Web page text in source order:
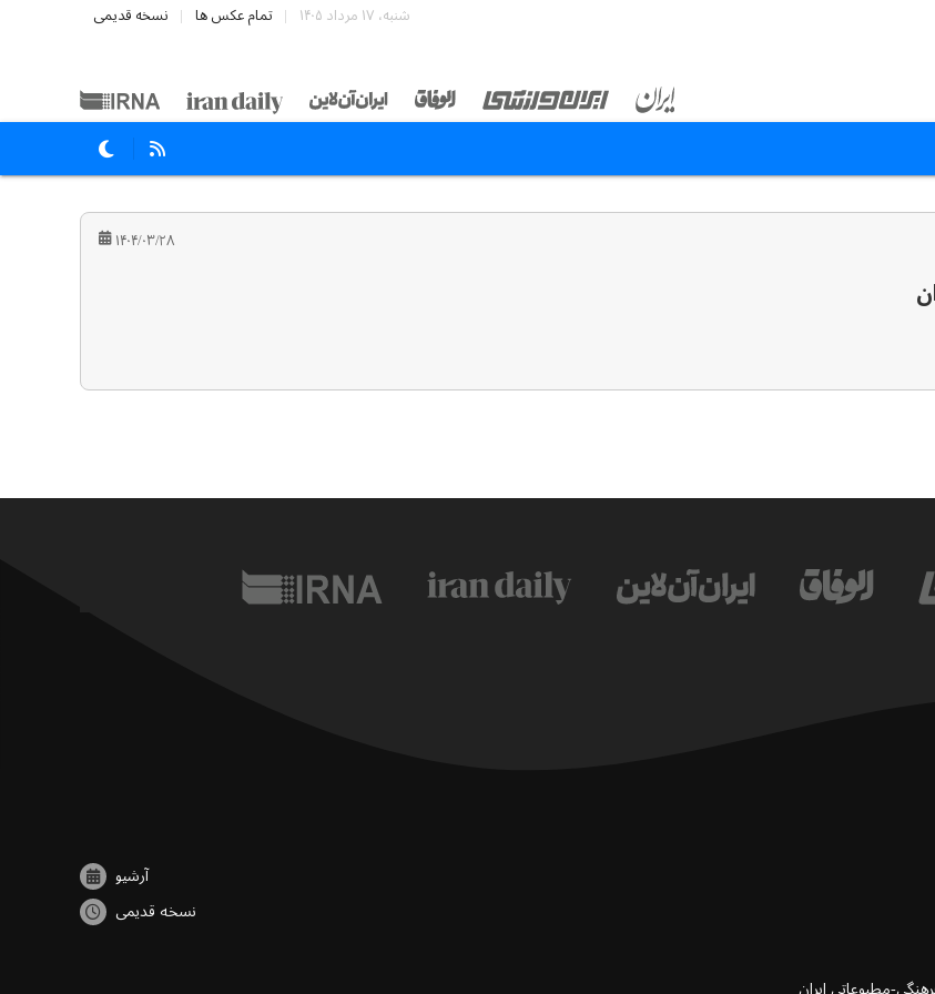
شنبه، ۱۷ مرداد ۱۴۰۵ تمام عکس ها نسخه قدیمی
۱۴۰۴/۰۳/۲۸
آرشیو
نسخه قدیمی